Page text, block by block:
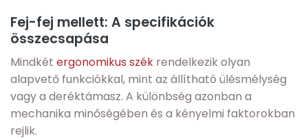
Fej-fej mellett: A specifikációk
összecsapása
Mindkét ergonomikus szék rendelkezik olyan
alapvető funkciókkal, mint az állítható ülésmélység
vagy a deréktámasz. A különbség azonban a
mechanika minőségében és a kényelmi faktorokban
rejlik.